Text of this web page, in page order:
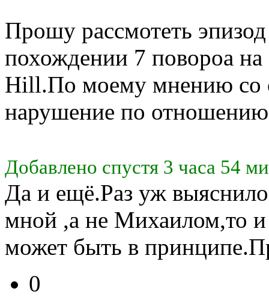
Прошу рассмотеть
похождении 7 повороа на
Hill.По моему мнению со
нарушение по
Добавлено спустя 3 часа 54
Да и ещё.Раз уж
мной ,а не Михаилом,то
может быть в
0